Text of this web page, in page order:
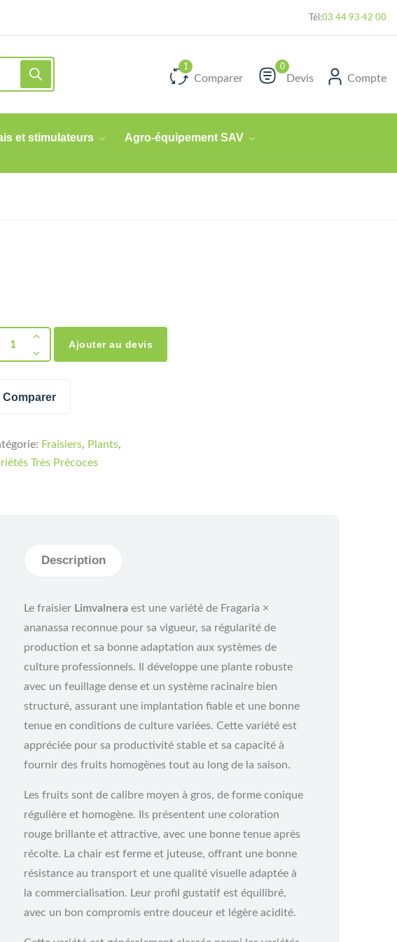
Flash Technique n°30 - Les assemblages de plantes aide à la défense
Tél:03 44 93 42 00
Comparer
0
Devis Compte
et stimulateurs Agro-équipement SAV
Ajouter au devis
Comparer
Fraisiers, Plants,
Très Précoces
Description
Le fraisier Limvalnera est une variété de Fragaria ×
ananassa reconnue pour sa vigueur, sa régularité de
production et sa bonne adaptation aux systèmes de
culture professionnels. Il développe une plante robuste
avec un feuillage dense et un système racinaire bien
structuré, assurant une implantation fiable et une bonne
tenue en conditions de culture variées. Cette variété est
appréciée pour sa productivité stable et sa capacité à
fournir des fruits homogènes tout au long de la saison.
Les fruits sont de calibre moyen à gros, de forme conique
régulière et homogène. Ils présentent une coloration
rouge brillante et attractive, avec une bonne tenue après
récolte. La chair est ferme et juteuse, offrant une bonne
résistance au transport et une qualité visuelle adaptée à
la commercialisation. Leur profil gustatif est équilibré,
avec un bon compromis entre douceur et légère acidité.